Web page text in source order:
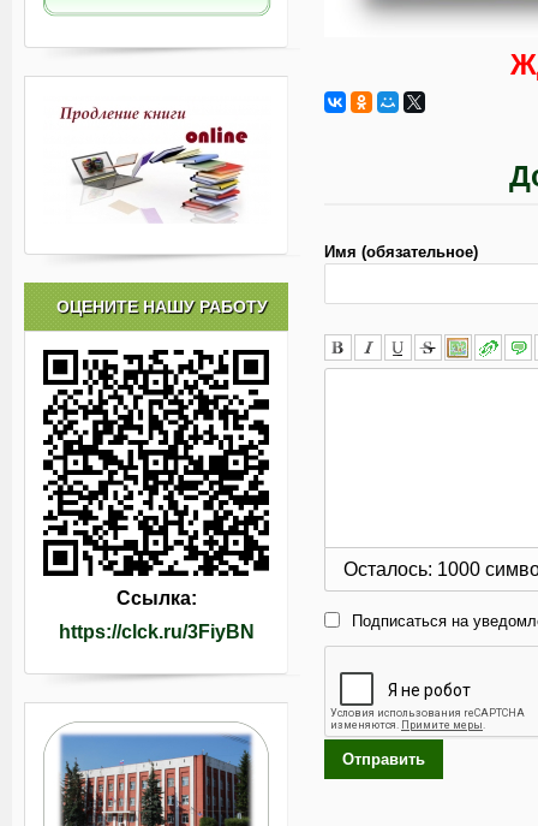
Имя (обязательное)
Осталось: 1000
Подписаться на
Отправить
ОЦЕНИТЕ НАШУ РАБОТУ
Ссылка:
https://clck.ru/3FiyBN